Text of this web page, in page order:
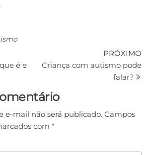
é e
PRÓXIMO
Criança com autismo pode
falar?
e-mail não será publicado. Campos
com *